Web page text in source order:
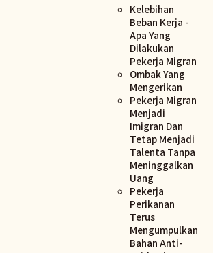
Kelebihan
Beban Kerja -
Apa Yang
Dilakukan
Pekerja Migran
Ombak Yang
Mengerikan
Pekerja Migran
Menjadi
Imigran Dan
Tetap Menjadi
Talenta Tanpa
Meninggalkan
Uang
Pekerja
Perikanan
Terus
Mengumpulkan
Bahan Anti-